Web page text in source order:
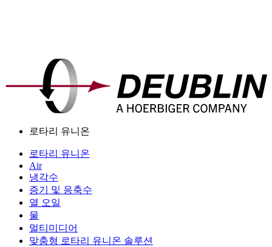
로타리 유니온
로타리 유니온
Air
냉각수
증기 및 응축수
열 오일
물
멀티미디어
맞춤형 로타리 유니온 솔루션